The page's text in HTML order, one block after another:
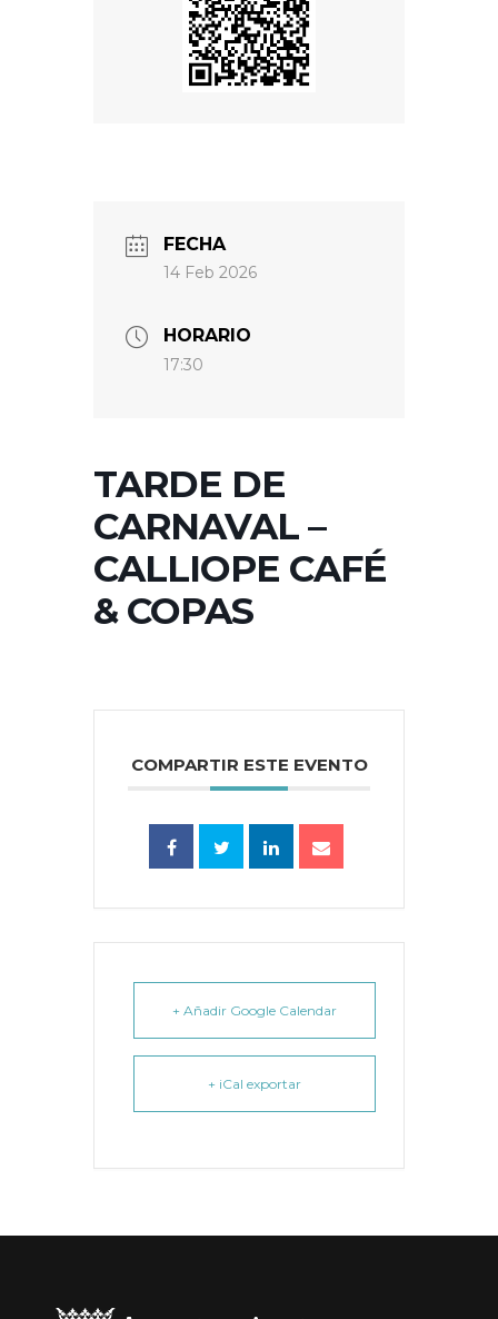
FECHA
14 Feb 2026
HORARIO
17:30
TARDE DE
CARNAVAL –
CALLIOPE CAFÉ
& COPAS
COMPARTIR ESTE EVENTO
+ Añadir Google Calendar
+ iCal exportar